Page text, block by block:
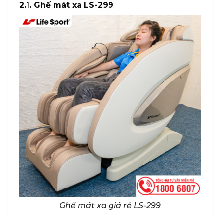
2.1. Ghế mát xa LS-299
Ghế mát xa giá rẻ LS-299